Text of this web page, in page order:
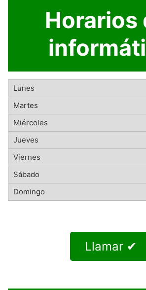
Horarios
Llamar ✔